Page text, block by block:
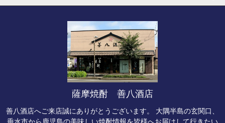
薩摩焼酎 善八酒店
善八酒店へご来店誠にありがとうございます。 大隅半島の玄関口、
垂水市から鹿児島の美味しい焼酎情報を皆様へお届けして行きたい